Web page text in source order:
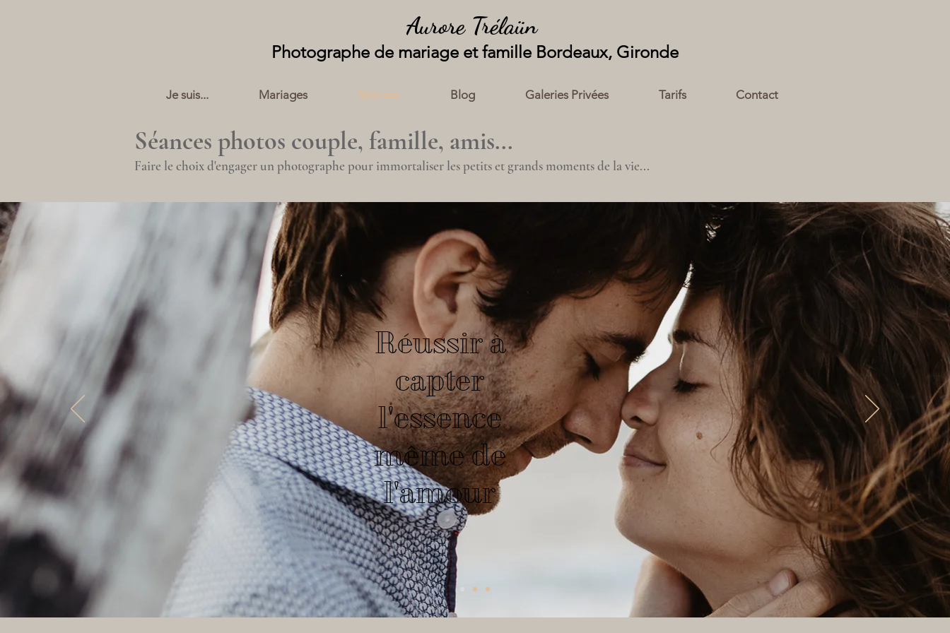
Aurore Trélaün
Photographe de mariage et famille Bordeaux, Gironde
Je suis... Mariages Séances Blog Galeries Privées Tarifs Contact
Séances photos couple, famille, amis...
Faire le choix d'engager un photographe pour immortaliser les petits et grands moments de la vie...
Réussir à
capter
l'essence
même de
l'amour